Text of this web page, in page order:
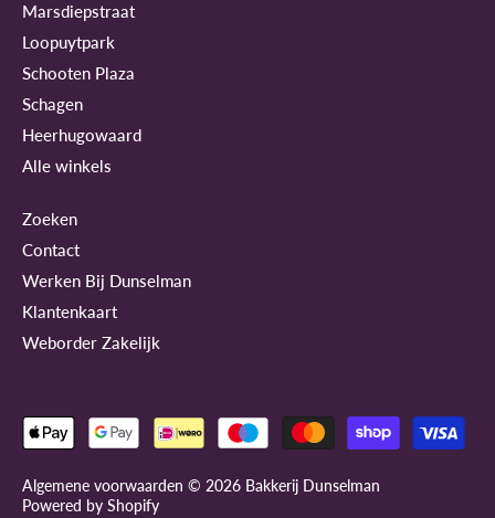
Marsdiepstraat
Loopuytpark
Schooten Plaza
Schagen
Heerhugowaard
Alle winkels
Zoeken
Contact
Werken Bij Dunselman
Klantenkaart
Weborder Zakelijk
Algemene voorwaarden © 2026 Bakkerij Dunselman
Powered by Shopify